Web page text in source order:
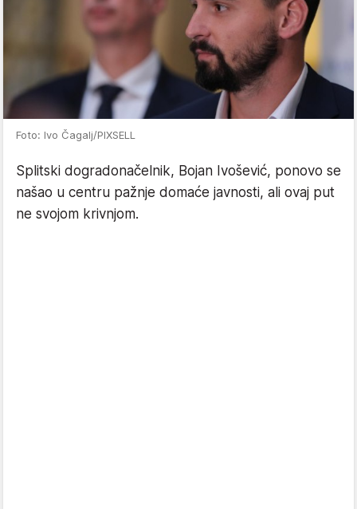
Foto: Ivo Čagalj/PIXSELL
Splitski dogradonačelnik, Bojan Ivošević, ponovo se
našao u centru pažnje domaće javnosti, ali ovaj put
ne svojom krivnjom.